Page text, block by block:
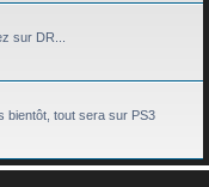
sur DR...
bientôt, tout sera sur PS3